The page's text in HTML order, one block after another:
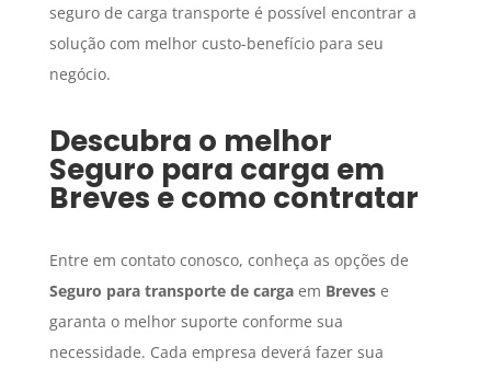
seguro de carga transporte é possível encontrar a
solução com melhor custo-benefício para seu
negócio.
Descubra o melhor
Seguro para carga em
Breves e como contratar
Entre em contato conosco, conheça as opções de
Seguro para transporte de cargaem Brevese
garanta o melhor suporte conforme sua
necessidade. Cada empresa deverá fazer sua